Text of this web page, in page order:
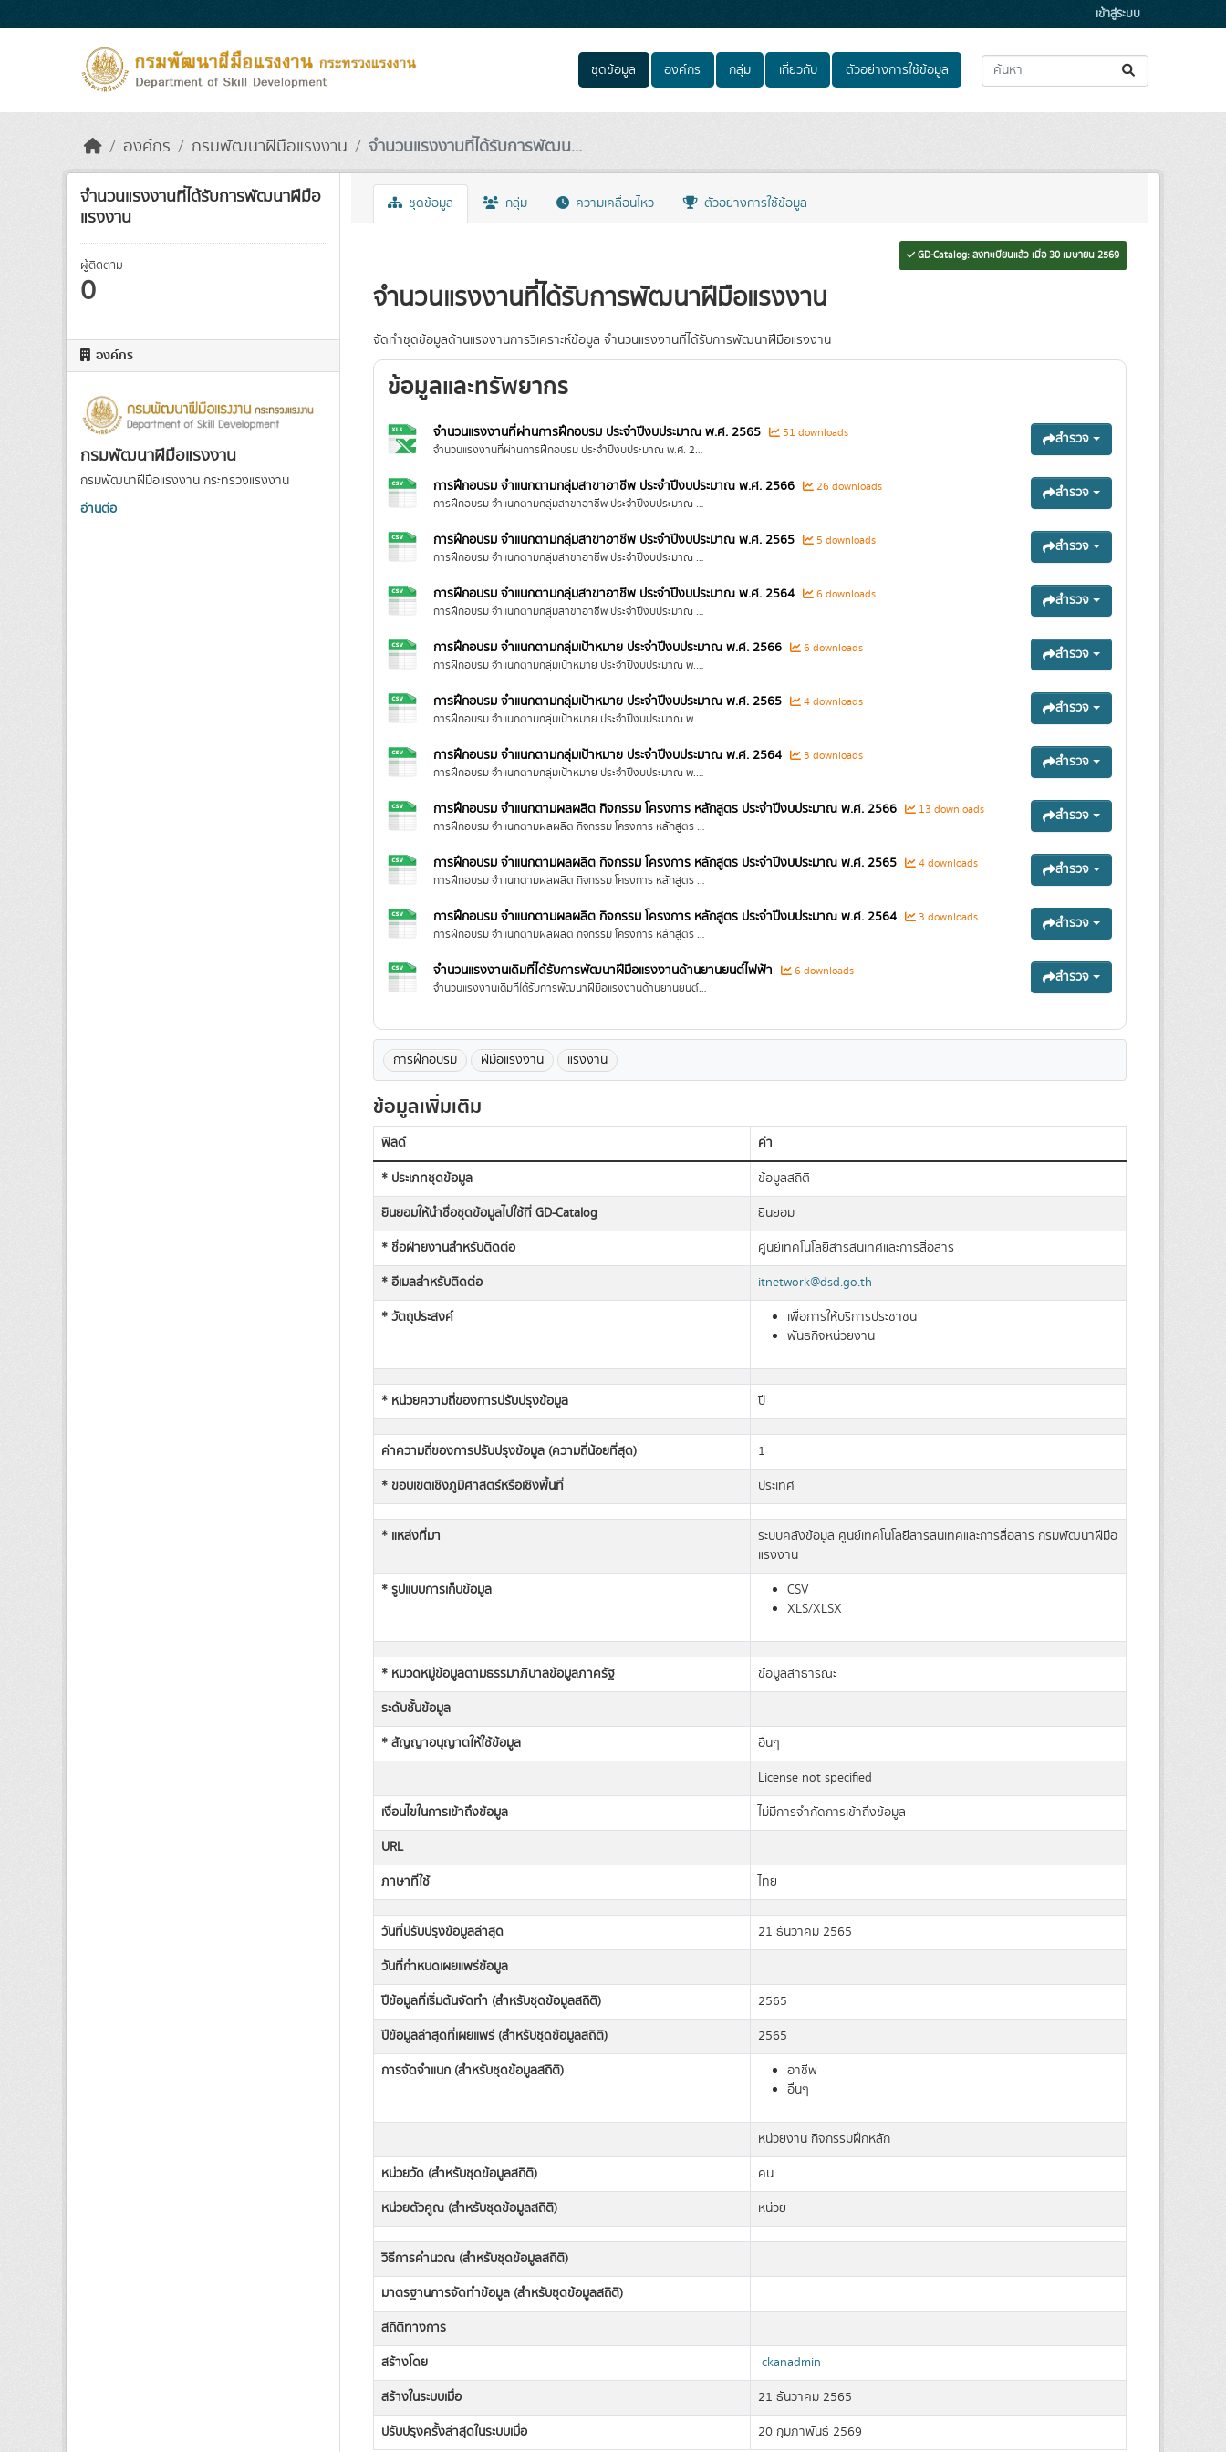
เข้าสู่ระบบ
ชุดข้อมูล องค์กร กลุ่ม เกี่ยวกับ ตัวอย่างการใช้ข้อมูล
องค์กร กรมพัฒนาฝีมือแรงงาน จำนวนแรงงานที่ได้รับการพัฒน...
จำนวนแรงงานที่ได้รับการพัฒนาฝีมือ
แรงงาน
ผู้ติดตาม
0
องค์กร
กรมพัฒนาฝีมือแรงงาน
กรมพัฒนาฝีมือแรงงาน กระทรวงแรงงาน
อ่านต่อ
ชุดข้อมูล กลุ่ม ความเคลื่อนไหว ตัวอย่างการใช้ข้อมูล
GD-Catalog: ลงทะเบียนแล้ว เมื่อ 30 เมษายน 2569
จำนวนแรงงานที่ได้รับการพัฒนาฝีมือแรงงาน
จัดทำชุดข้อมูลด้านแรงงานการวิเคราะห์ข้อมูล จำนวนแรงงานที่ได้รับการพัฒนาฝีมือแรงงาน
ข้อมูลและทรัพยากร
จำนวนแรงงานที่ผ่านการฝึกอบรม ประจำปีงบประมาณ พ.ศ. 2565
51 downloads
จำนวนแรงงานที่ผ่านการฝึกอบรม ประจำปีงบประมาณ พ.ศ. 2565
สำรวจ
การฝึกอบรม จำแนกตามกลุ่มสาขาอาชีพ ประจำปีงบประมาณ พ.ศ. 2566
26 downloads
การฝึกอบรม จำแนกตามกลุ่มสาขาอาชีพ ประจำปีงบประมาณ พ.ศ. 2566
สำรวจ
การฝึกอบรม จำแนกตามกลุ่มสาขาอาชีพ ประจำปีงบประมาณ พ.ศ. 2565
5 downloads
การฝึกอบรม จำแนกตามกลุ่มสาขาอาชีพ ประจำปีงบประมาณ พ.ศ. 2565
สำรวจ
การฝึกอบรม จำแนกตามกลุ่มสาขาอาชีพ ประจำปีงบประมาณ พ.ศ. 2564
6 downloads
การฝึกอบรม จำแนกตามกลุ่มสาขาอาชีพ ประจำปีงบประมาณ พ.ศ. 2564
สำรวจ
การฝึกอบรม จำแนกตามกลุ่มเป้าหมาย ประจำปีงบประมาณ พ.ศ. 2566
6 downloads
การฝึกอบรม จำแนกตามกลุ่มเป้าหมาย ประจำปีงบประมาณ พ.ศ. 2566
สำรวจ
การฝึกอบรม จำแนกตามกลุ่มเป้าหมาย ประจำปีงบประมาณ พ.ศ. 2565
4 downloads
การฝึกอบรม จำแนกตามกลุ่มเป้าหมาย ประจำปีงบประมาณ พ.ศ. 2565
สำรวจ
การฝึกอบรม จำแนกตามกลุ่มเป้าหมาย ประจำปีงบประมาณ พ.ศ. 2564
3 downloads
การฝึกอบรม จำแนกตามกลุ่มเป้าหมาย ประจำปีงบประมาณ พ.ศ. 2564
สำรวจ
การฝึกอบรม จำแนกตามผลผลิต กิจกรรม โครงการ หลักสูตร ประจำปีงบประมาณ พ.ศ. 2566
13 downloads
การฝึกอบรม จำแนกตามผลผลิต กิจกรรม โครงการ หลักสูตร ประจำปีงบประมาณ พ.ศ. 2566
สำรวจ
การฝึกอบรม จำแนกตามผลผลิต กิจกรรม โครงการ หลักสูตร ประจำปีงบประมาณ พ.ศ. 2565
4 downloads
การฝึกอบรม จำแนกตามผลผลิต กิจกรรม โครงการ หลักสูตร ประจำปีงบประมาณ พ.ศ. 2565
สำรวจ
การฝึกอบรม จำแนกตามผลผลิต กิจกรรม โครงการ หลักสูตร ประจำปีงบประมาณ พ.ศ. 2564
3 downloads
การฝึกอบรม จำแนกตามผลผลิต กิจกรรม โครงการ หลักสูตร ประจำปีงบประมาณ พ.ศ. 2564
สำรวจ
จำนวนแรงงานเดิมที่ได้รับการพัฒนาฝีมือแรงงานด้านยานยนต์ไฟฟ้า
6 downloads
จำนวนแรงงานเดิมที่ได้รับการพัฒนาฝีมือแรงงานด้านยานยนต์ไฟฟ้า ปีงบประมาณ พ.ศ. 2564 - 2566
สำรวจ
การฝึกอบรม ฝีมือแรงงาน แรงงาน
ข้อมูลเพิ่มเติม
ฟิลด์
ค่า
* ประเภทชุดข้อมูล
ข้อมูลสถิติ
ยินยอมให้นำชื่อชุดข้อมูลไปใช้ที่ GD-Catalog
ยินยอม
* ชื่อฝ่ายงานสำหรับติดต่อ
ศูนย์เทคโนโลยีสารสนเทศและการสื่อสาร
* อีเมลสำหรับติดต่อ
itnetwork@dsd.go.th
* วัตถุประสงค์
เพื่อการให้บริการประชาชน
พันธกิจหน่วยงาน
* หน่วยความถี่ของการปรับปรุงข้อมูล ปี
ค่าความถี่ของการปรับปรุงข้อมูล (ความถี่น้อยที่สุด)
1
* ขอบเขตเชิงภูมิศาสตร์หรือเชิงพื้นที่
ประเทศ
* แหล่งที่มา
ระบบคลังข้อมูล ศูนย์เทคโนโลยีสารสนเทศและการสื่อสาร กรมพัฒนาฝีมือ
แรงงาน
* รูปแบบการเก็บข้อมูล
CSV
XLS/XLSX
* หมวดหมู่ข้อมูลตามธรรมาภิบาลข้อมูลภาครัฐ
ข้อมูลสาธารณะ
ระดับชั้นข้อมูล
* สัญญาอนุญาตให้ใช้ข้อมูล
อื่นๆ
License not specified
เงื่อนไขในการเข้าถึงข้อมูล
ไม่มีการจำกัดการเข้าถึงข้อมูล
URL
ภาษาที่ใช้
ไทย
วันที่ปรับปรุงข้อมูลล่าสุด
21 ธันวาคม 2565
วันที่กำหนดเผยแพร่ข้อมูล
ปีข้อมูลที่เริ่มต้นจัดทำ (สำหรับชุดข้อมูลสถิติ)
2565
ปีข้อมูลล่าสุดที่เผยแพร่ (สำหรับชุดข้อมูลสถิติ)
2565
การจัดจำแนก (สำหรับชุดข้อมูลสถิติ)
อาชีพ
อื่นๆ
หน่วยงาน กิจกรรมฝึกหลัก
หน่วยวัด (สำหรับชุดข้อมูลสถิติ)
คน
หน่วยตัวคูณ (สำหรับชุดข้อมูลสถิติ)
หน่วย
วิธีการคำนวณ (สำหรับชุดข้อมูลสถิติ)
มาตรฐานการจัดทำข้อมูล (สำหรับชุดข้อมูลสถิติ)
สถิติทางการ
สร้างโดย
ckanadmin
สร้างในระบบเมื่อ
21 ธันวาคม 2565
ปรับปรุงครั้งล่าสุดในระบบเมื่อ
20 กุมภาพันธ์ 2569